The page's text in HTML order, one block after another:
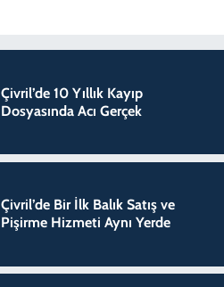
Çivril’de 10 Yıllık Kayıp
Dosyasında Acı Gerçek
Çivril’de Bir İlk Balık Satış ve
Pişirme Hizmeti Aynı Yerde